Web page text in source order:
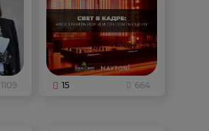
1109 15 664